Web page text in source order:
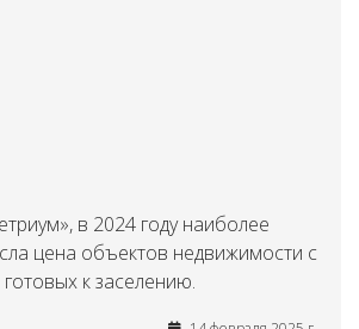
в 2024 году наиболее
цена объектов недвижимости с
к заселению.